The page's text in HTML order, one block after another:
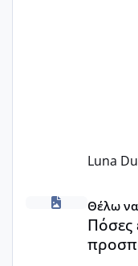
Luna
Πόσες είμαστε
Θέλω
Πόσες